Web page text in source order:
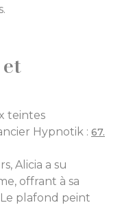
teintes
Hypnotik : 67.
Alicia a su
offrant à sa
plafond peint